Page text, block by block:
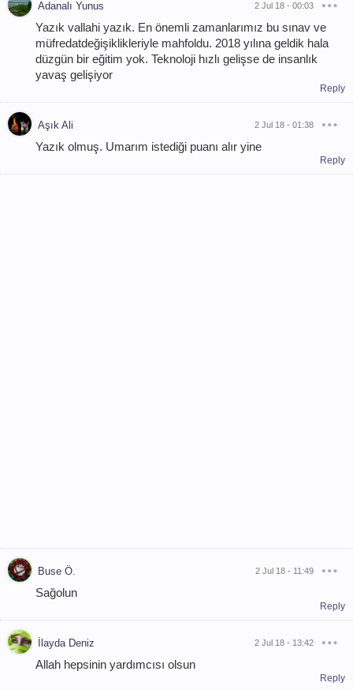
Adanalı Yunus 2 Jul 18 - 00:03
Yazık vallahi yazık. En önemli zamanlarımız bu sınav ve
müfredatdeğişiklikleriyle mahfoldu. 2018 yılına geldik hala
düzgün bir eğitim yok. Teknoloji hızlı gelişse de insanlık
yavaş gelişiyor
Reply
Aşık Ali 2 Jul 18 - 01:38
Yazık olmuş. Umarım istediği puanı alır yine
Reply
Buse Ö. 2 Jul 18 - 11:49
Sağolun
Reply
İlayda Deniz 2 Jul 18 - 13:42
Allah hepsinin yardımcısı olsun
Reply